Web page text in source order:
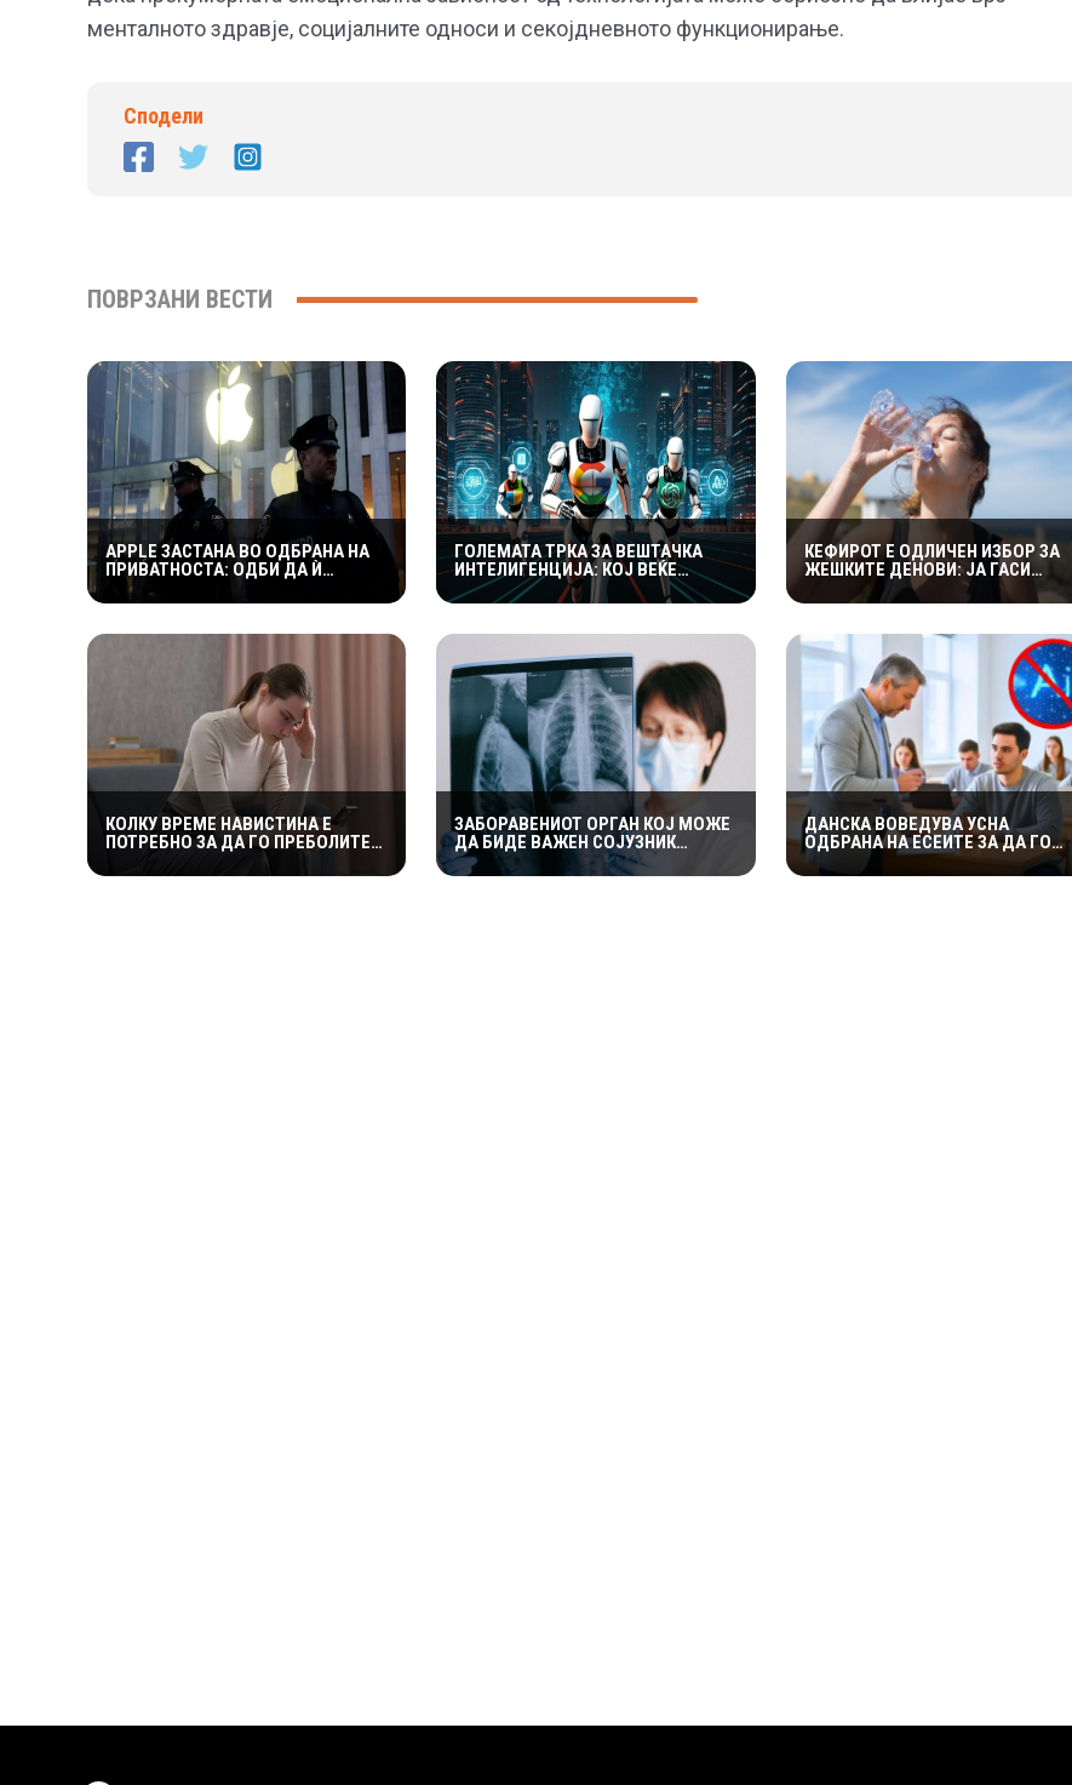
менталното здравје, социјалните односи и секојдневното функционирање.
Сподели
ПОВРЗАНИ ВЕСТИ
APPLE ЗАСТАНА ВО ОДБРАНА НА
ПРИВАТНОСТА: ОДБИ ДА Ѝ
ОВОЗМОЖИ НА ПОЛИЦИЈАТА
ПРИСТАП ДО ICLOUD
ГОЛЕМАТА ТРКА ЗА ВЕШТАЧКА
ИНТЕЛИГЕНЦИЈА: КОЈ ВЕЌЕ
ЗАРАБОТУВА МИЛИЈАРДИ, А КОЈ
СÈ УШТЕ ТРОШИ ОГРОМНИ СУМИ?
КЕФИРОТ Е ОДЛИЧЕН ИЗБОР ЗА
ЖЕШКИТЕ ДЕНОВИ: ЈА ГАСИ
ЖЕДТА, СОДРЖИ ЕЛЕКТРОЛИТИ И
ПРИДОНЕСУВА ЗА ЗДРАВА
КОЛКУ ВРЕМЕ НАВИСТИНА Е
ПОТРЕБНО ЗА ДА ГО ПРЕБОЛИТЕ
ПОРАНЕШНИОТ ПАРТНЕР?
„ПРАВИЛОТО БЕЗ КОНТАКТ“ НЕ Е
ЗАБОРАВЕНИОТ ОРГАН КОЈ МОЖЕ
ДА БИДЕ ВАЖЕН СОЈУЗНИК
ПРОТИВ РАКОТ: НАУЧНИЦИТЕ
ОТКРИВААТ КОЛКУ Е ЗНАЧАЕН
ДАНСКА ВОВЕДУВА УСНА
ОДБРАНА НА ЕСЕИТЕ ЗА ДА ГО
СПРЕЧИ ПРЕПИШУВАЊЕТО СО
ВЕШТАЧКА ИНТЕЛИГЕНЦИЈА